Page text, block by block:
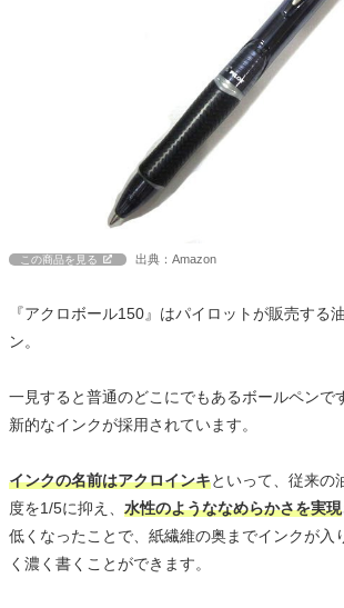
この商品を見る 出典：Amazon
『アクロボール150』はパイロットが販売する
ン。
一見すると普通のどこにでもあるボールペンで
新的なインクが採用されています。
インクの名前はアクロインキといって、従来の
度を1/5に抑え、 水性のようななめらかさを実現
低くなったことで、紙繊維の奥までインクが入
く濃く書くことができます。